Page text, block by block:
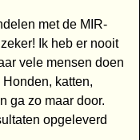
met de MIR-
Ik heb er nooit
vele mensen doen
katten,
ga zo maar door.
opgeleverd